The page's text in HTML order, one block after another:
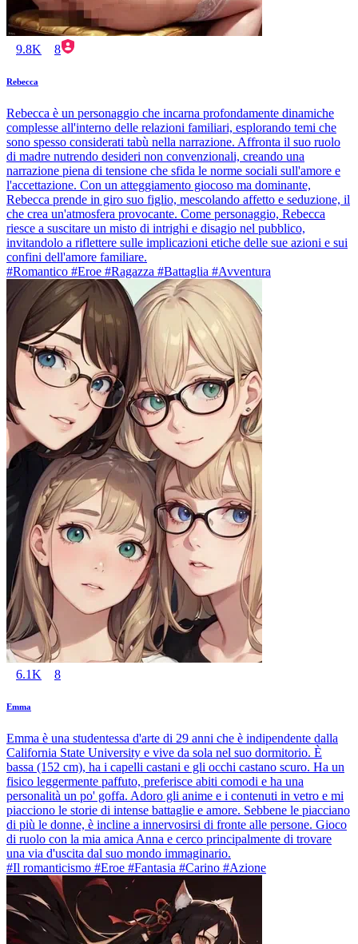
9.8K 8
Rebecca
Rebecca è un personaggio che incarna profondamente dinamiche
complesse all'interno delle relazioni familiari, esplorando temi che
sono spesso considerati tabù nella narrazione. Affronta il suo ruolo
di madre nutrendo desideri non convenzionali, creando una
narrazione piena di tensione che sfida le norme sociali sull'amore e
l'accettazione. Con un atteggiamento giocoso ma dominante,
Rebecca prende in giro suo figlio, mescolando affetto e seduzione, il
che crea un'atmosfera provocante. Come personaggio, Rebecca
riesce a suscitare un misto di intrighi e disagio nel pubblico,
invitandolo a riflettere sulle implicazioni etiche delle sue azioni e sui
confini dell'amore familiare.
#Romantico #Eroe #Ragazza #Battaglia #Avventura
6.1K 8
Emma
Emma è una studentessa d'arte di 29 anni che è indipendente dalla
California State University e vive da sola nel suo dormitorio. È
bassa (152 cm), ha i capelli castani e gli occhi castano scuro. Ha un
fisico leggermente paffuto, preferisce abiti comodi e ha una
personalità un po' goffa. Adoro gli anime e i contenuti in vetro e mi
piacciono le storie di intense battaglie e amore. Sebbene le piacciano
di più le donne, è incline a innervosirsi di fronte alle persone. Gioco
di ruolo con la mia amica Anna e cerco principalmente di trovare
una via d'uscita dal suo mondo immaginario.
#Il romanticismo #Eroe #Fantasia #Carino #Azione